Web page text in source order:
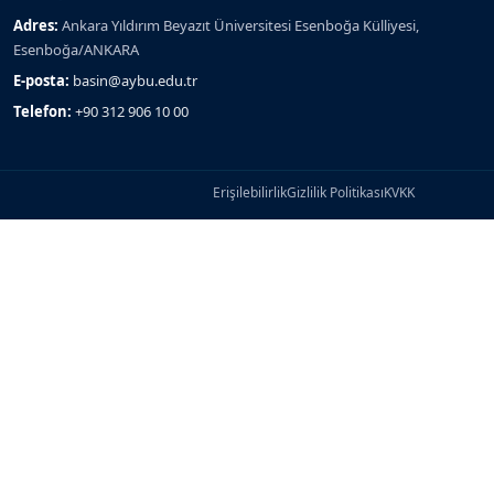
Adres: Ankara Yıldırım Beyazıt Üniversitesi Esenboğa Külliyesi,
Esenboğa/ANKARA
E-posta: basin@aybu.edu.tr
Telefon: +90 312 906 10 00
ErişilebilirlikGizlilik PolitikasıKVKK